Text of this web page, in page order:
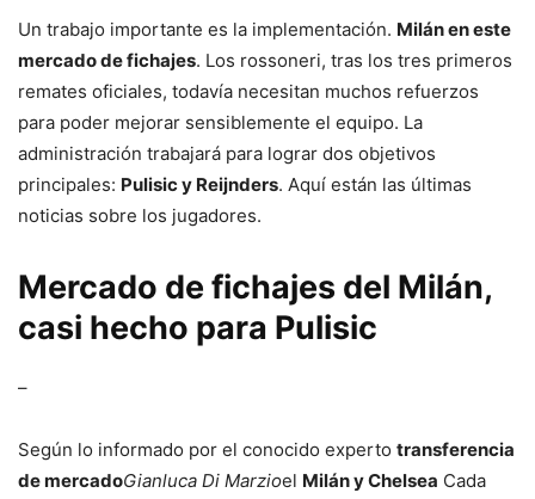
Un trabajo importante es la implementación. Milán en este
mercado de fichajes. Los rossoneri, tras los tres primeros
remates oficiales, todavía necesitan muchos refuerzos
para poder mejorar sensiblemente el equipo. La
administración trabajará para lograr dos objetivos
principales: Pulisic y Reijnders. Aquí están las últimas
noticias sobre los jugadores.
Mercado de fichajes del Milán,
casi hecho para Pulisic
–
Según lo informado por el conocido experto transferencia
de mercadoGianluca Di Marzioel Milán y Chelsea Cada